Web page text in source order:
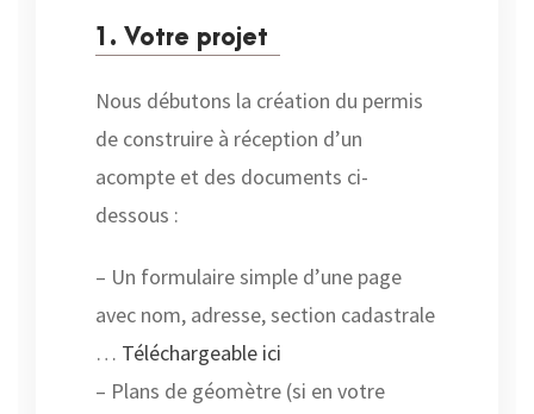
1. Votre projet
Nous débutons la création du permis
de construire à réception d’un
acompte et des documents ci-
dessous :
– Un formulaire simple d’une page
avec nom, adresse, section cadastrale
… Téléchargeable ici
– Plans de géomètre (si en votre